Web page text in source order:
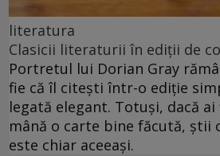
literatura
Clasicii literaturii în ediții de
Portretul lui Dorian Gray
fie că îl citești într-o ediție
legată elegant. Totuși, dacă
mână o carte bine făcută, știi
este chiar aceeași.